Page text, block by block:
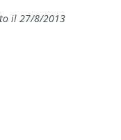
il 27/8/2013